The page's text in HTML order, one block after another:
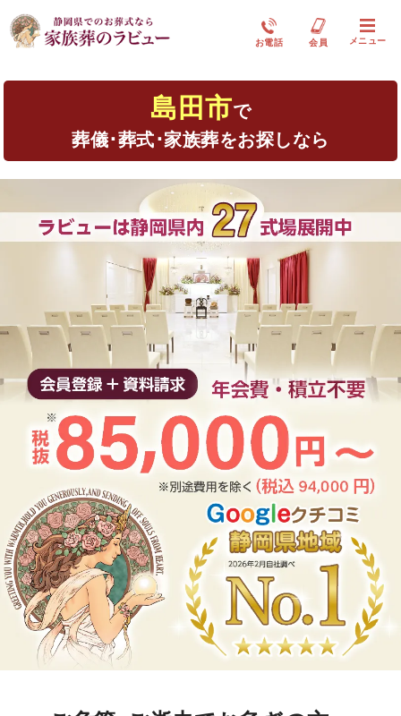
お電話 会員 メニュー
島田市で
葬儀･葬式･家族葬をお探しなら